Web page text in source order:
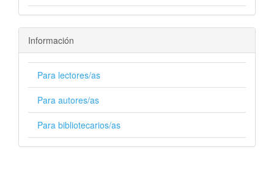
Información
Para lectores/as
Para autores/as
Para bibliotecarios/as